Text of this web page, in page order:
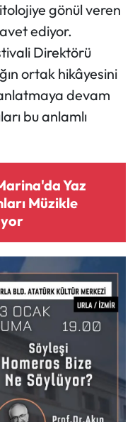
gönül veren
ediyor.
Direktörü
ortak hikâyesini
devam
bu anlamlı
Yaz
Müzikle